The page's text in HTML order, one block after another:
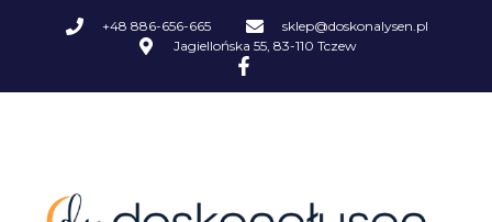
+48 886-656-665
sklep@doskonalysen.pl
Jagiellońska 55, 83-110 Tczew